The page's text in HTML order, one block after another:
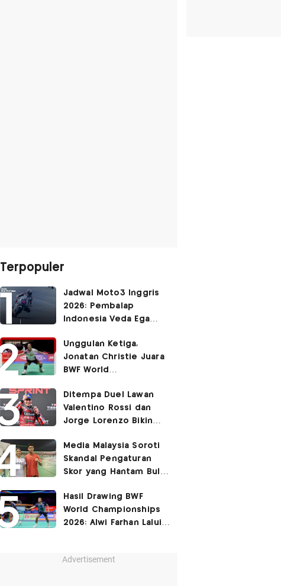
Terpopuler
Jadwal Moto3 Inggris
2026: Pembalap
Indonesia Veda Ega
Unggulan Ketiga,
Jonatan Christie Juara
BWF World
Ditempa Duel Lawan
Valentino Rossi dan
Jorge Lorenzo Bikin
Dikalahkan
Media Malaysia Soroti
Skandal Pengaturan
Skor yang Hantam Bulu
Libatkan Jafar/Felisha!
Hasil Drawing BWF
World Championships
2026: Alwi Farhan Lalui
Advertisement